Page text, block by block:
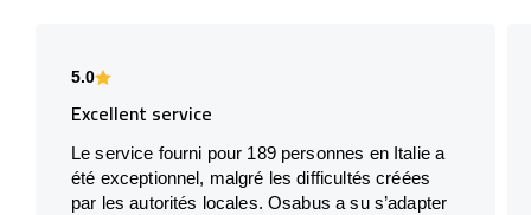
5.0
Excellent service
Le service fourni pour 189 personnes en Italie a
été exceptionnel, malgré les difficultés créées
par les autorités locales. Osabus a su s’adapter